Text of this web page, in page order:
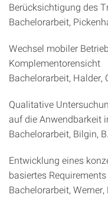
Berücksichtigung des
Bachelorarbeit,
Wechsel mobiler
Komplementorensicht
Bachelorarbeit, Halder,
Qualitative
auf die Anwendbarkeit
Bachelorarbeit, Bilgin, B.
Entwicklung eines
basiertes
Bachelorarbeit, Werner,